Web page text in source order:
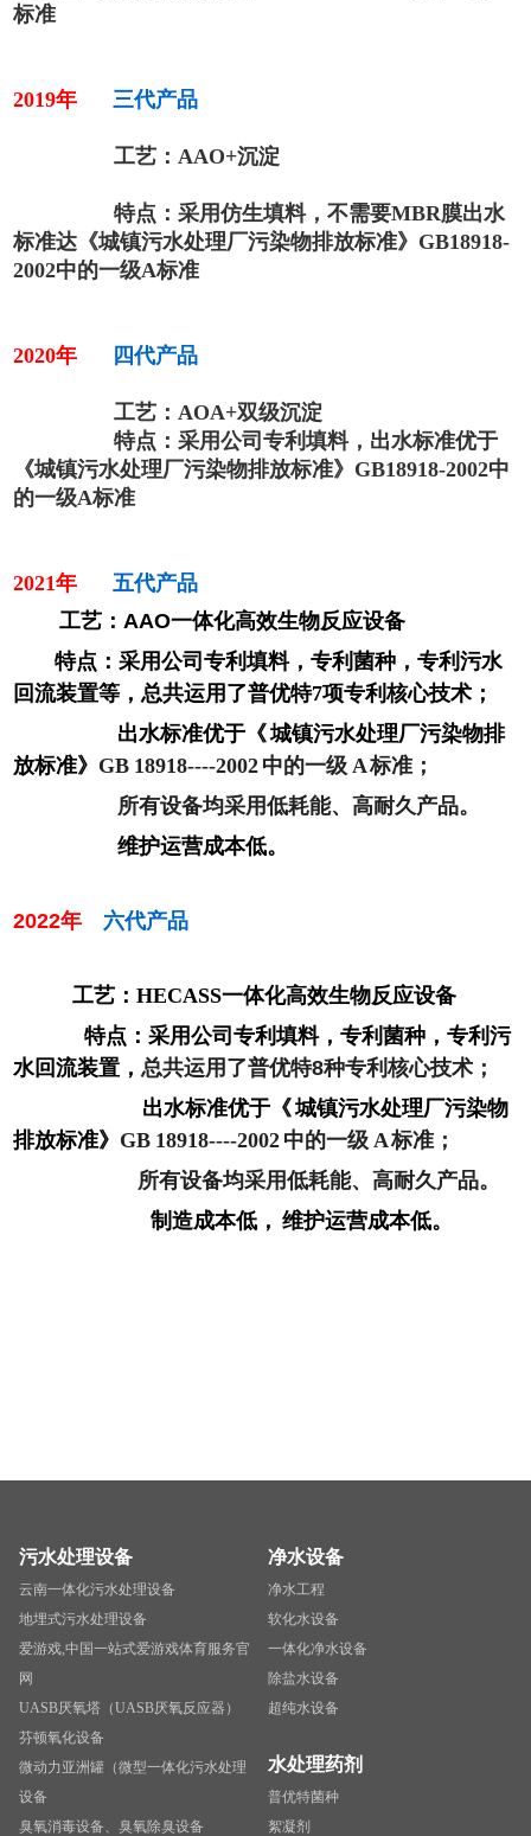
标准
2019年 三代产品
工艺：AAO+沉淀
特点：采用仿生填料，不需要MBR膜出水
标准达 《城镇污水处理厂污染物排放标准》GB18918-
2002中的一级A标准
2020年 四代产品
工艺：AOA+双级沉淀
特点：采用公司专利填料，出水标准优于
《城镇污水处理厂污染物排放标准》GB18918-2002中
的一级A标准
2021年
五代产品
工艺：AAO一体化高效生物反应设备
特点：采用公司专利填料，专利菌种，专利污水
回流装置等，总共运用了普优特7项专利核心技术；
出水标准优于《 城镇污水处理厂污染物排
放标准》 GB 18918----2002 中的一级 A 标准；
所有设备均采用低耗能、高耐久产品。
维护运营成本低。
2022年 六代产品
工艺：HECASS一体化高效生物反应设备
特点：采用公司专利填料，专利菌种，专利污
水回流装置， 总共运用了普优特8种专利核心技术；
出水标准优于《 城镇污水处理厂污染物
排放标准》 GB 18918----2002 中的一级 A 标准；
所有设备均采用低耗能、高耐久产品。
制造成本低， 维护运营成本低。
污水处理设备
云南一体化污水处理设备
地埋式污水处理设备
爱游戏,中国一站式爱游戏体育服务官
网
UASB厌氧塔（UASB厌氧反应器）
芬顿氧化设备
微动力亚洲罐（微型一体化污水处理
设备
臭氧消毒设备、臭氧除臭设备
净水设备
净水工程
软化水设备
一体化净水设备
除盐水设备
超纯水设备
水处理药剂
普优特菌种
絮凝剂